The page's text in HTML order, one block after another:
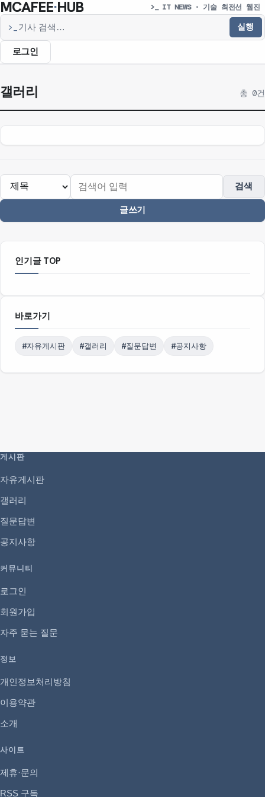
MCAFEE·HUB >_ IT NEWS · 기술 최전선 웹진
>_
기사 검색
실행
로그인
갤러리 총 0건
검색
글쓰기
인기글 TOP
바로가기
#자유게시판 #갤러리 #질문답변 #공지사항
게시판
자유게시판
갤러리
질문답변
공지사항
커뮤니티
로그인
회원가입
자주 묻는 질문
정보
개인정보처리방침
이용약관
소개
사이트
제휴·문의
RSS 구독